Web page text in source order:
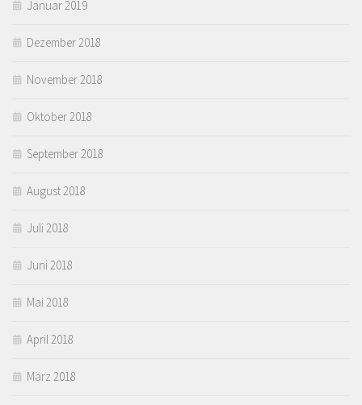
Januar 2019
Dezember 2018
November 2018
Oktober 2018
September 2018
August 2018
Juli 2018
Juni 2018
Mai 2018
April 2018
März 2018